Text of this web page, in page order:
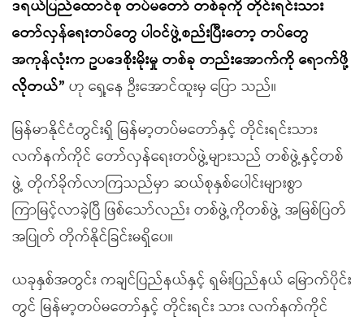
ဒရယ်ပြည်ထောင်စု တပ်မတော် တစ်ခုကို တိုင်းရင်းသား
တော်လှန်ရေးတပ်တွေ ပါဝင်ဖွဲ့စည်းပြီးတော့ တပ်တွေ
အကုန်လုံးက ဥပဒေစိုးမိုးမှု တစ်ခု တည်းအောက်ကို ရောက်ဖို့
လိုတယ်” ဟု ရှေ့နေ ဦးအောင်ထူးမှ ပြော သည်။
မြန်မာနိုင်ငံတွင်းရှိ မြန်မာ့တပ်မတော်နှင့် တိုင်းရင်းသား
လက်နက်ကိုင် တော်လှန်ရေးတပ်ဖွဲ့များသည် တစ်ဖွဲ့နှင့်တစ်
ဖွဲ့ တိုက်ခိုက်လာကြသည်မှာ ဆယ်စုနှစ်ပေါင်းများစွာ
ကြာမြင့်လာခဲ့ပြီ ဖြစ်သော်လည်း တစ်ဖွဲ့ကိုတစ်ဖွဲ့ အမြစ်ပြတ်
အပြုတ် တိုက်နိုင်ခြင်းမရှိပေ။
ယခုနှစ်အတွင်း ကချင်ပြည်နယ်နှင့် ရှမ်းပြည်နယ် မြောက်ပိုင်း
တွင် မြန်မာ့တပ်မတော်နှင့် တိုင်းရင်း သား လက်နက်ကိုင်